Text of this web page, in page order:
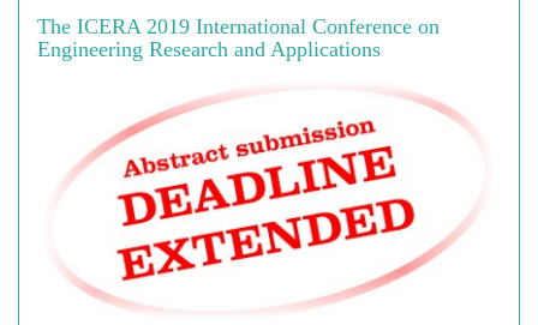
The ICERA 2019 International Conference on
Engineering Research and Applications